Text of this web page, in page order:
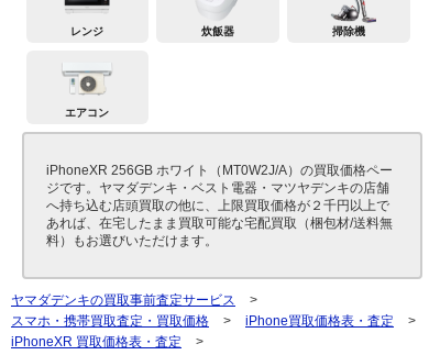
レンジ 炊飯器 掃除機
エアコン
iPhoneXR 256GB ホワイト（MT0W2J/A）の買取価格ペー
ジです。ヤマダデンキ・ベスト電器・マツヤデンキの店舗
へ持ち込む店頭買取の他に、上限買取価格が２千円以上で
あれば、在宅したまま買取可能な宅配買取（梱包材/送料無
料）もお選びいただけます。
ヤマダデンキの買取事前査定サービス
>
スマホ・携帯買取査定・買取価格
> iPhone買取価格表・査定
>
iPhoneXR 買取価格表・査定
>